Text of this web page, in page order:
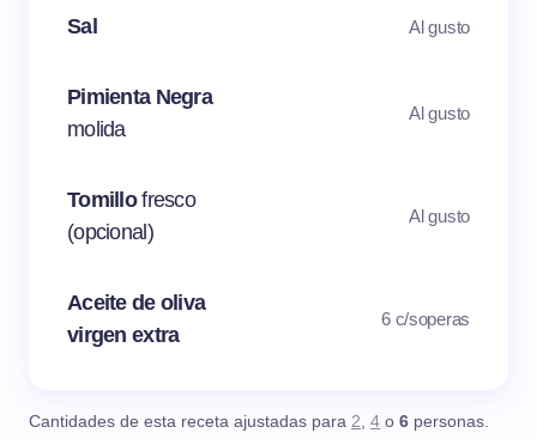
Sal Al gusto
Pimienta Negra
molida
Al gusto
Tomillofresco
(opcional)
Al gusto
Aceite de oliva
virgen extra
6 c/soperas
Cantidades de esta receta ajustadas para 2, 4 o 6 personas.